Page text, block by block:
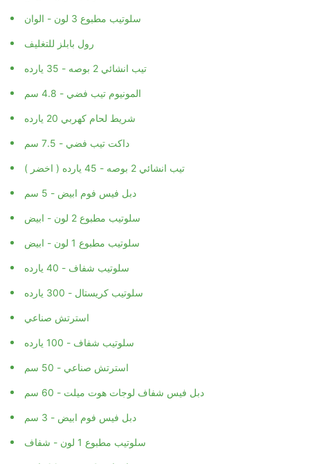
سلوتيب مطبوع 3 لون - الوان
رول بابلز للتغليف
تيب انشائي 2 بوصه - 35 يارده
المونيوم تيب فضي - 4.8 سم
شريط لحام كهربي 20 يارده
داكت تيب فضي - 7.5 سم
تيب انشائي 2 بوصه - 45 يارده ( اخضر )
دبل فيس فوم ابيض - 5 سم
سلوتيب مطبوع 2 لون - ابيض
سلوتيب مطبوع 1 لون - ابيض
سلوتيب شفاف - 40 يارده
سلوتيب كريستال - 300 يارده
استرتش صناعي
سلوتيب شفاف - 100 يارده
استرتش صناعي - 50 سم
دبل فيس شفاف لوجات هوت ميلت - 60 سم
دبل فيس فوم ابيض - 3 سم
سلوتيب مطبوع 1 لون - شفاف